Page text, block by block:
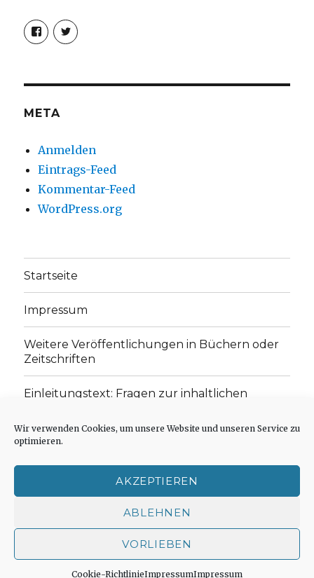
Wir verwenden Cookies, um unsere Website und unseren Service zu
optimieren.
AKZEPTIEREN
ABLEHNEN
VORLIEBEN
Cookie-RichtlinieImpressumImpressum
Profil
von
christoph.fleischer1
anzeigen
Profil
von
anzeigen
META
Anmelden
Eintrags-Feed
Kommentar-Feed
WordPress.org
Startseite
Impressum
Weitere Veröffentlichungen in Büchern oder
Zeitschriften
Einleitungstext: Fragen zur inhaltlichen
„schwachen Glaubens“
Cookie-Richtlinie (EU)
Impressum